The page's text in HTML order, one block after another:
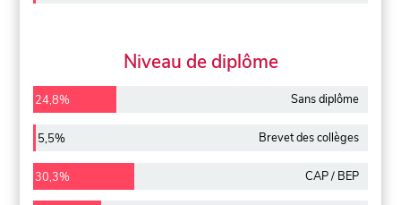
Niveau de diplôme
24,8% Sans diplôme
5,5% Brevet des collèges
30,3% CAP / BEP